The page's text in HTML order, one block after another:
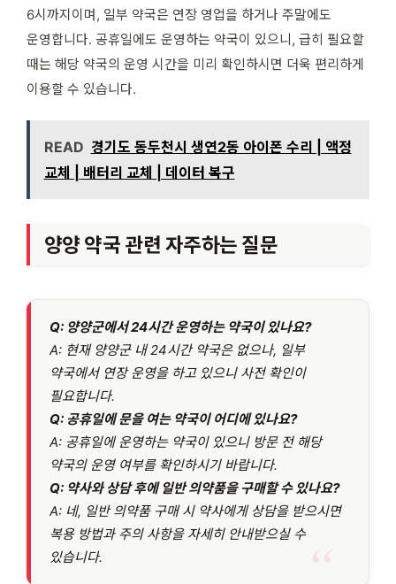
6시까지이며, 일부 약국은 연장 영업을 하거나 주말에도
운영합니다. 공휴일에도 운영하는 약국이 있으니, 급히 필요할
때는 해당 약국의 운영 시간을 미리 확인하시면 더욱 편리하게
이용할 수 있습니다.
READ 경기도 동두천시 생연2동 아이폰 수리 | 액정
교체 | 배터리 교체 | 데이터 복구
양양 약국 관련 자주하는 질문
Q: 양양군에서 24시간 운영하는 약국이 있나요?
A: 현재 양양군 내 24시간 약국은 없으나, 일부
약국에서 연장 운영을 하고 있으니 사전 확인이
필요합니다.
Q: 공휴일에 문을 여는 약국이 어디에 있나요?
A: 공휴일에 운영하는 약국이 있으니 방문 전 해당
약국의 운영 여부를 확인하시기 바랍니다.
Q: 약사와 상담 후에 일반 의약품을 구매할 수 있나요?
A: 네, 일반 의약품 구매 시 약사에게 상담을 받으시면
복용 방법과 주의 사항을 자세히 안내받으실 수
있습니다.